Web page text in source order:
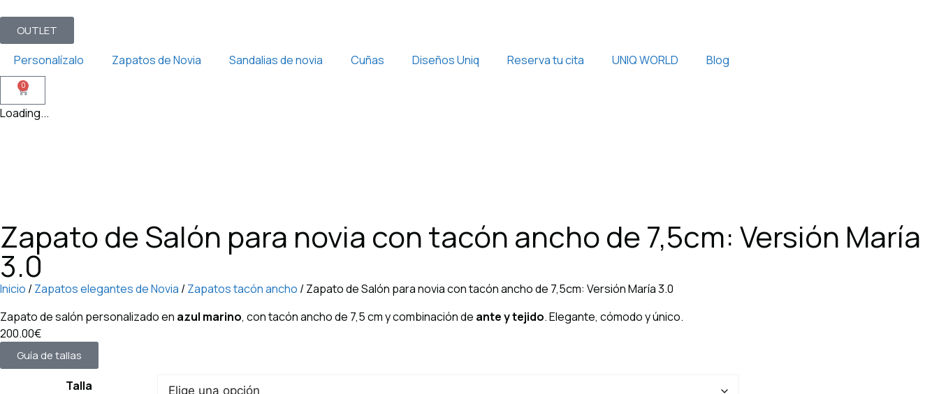
OUTLET
Personalízalo Zapatos de Novia Sandalias de novia Cuñas Diseños Uniq Reserva tu cita UNIQ WORLD Blog
0
Loading...
Zapato de Salón para novia con tacón ancho de 7,5cm: Versión María
3.0
Inicio /Zapatos elegantes de Novia /Zapatos tacón ancho / Zapato de Salón para novia con tacón ancho de 7,5cm: Versión María 3.0
Zapato de salón personalizado en azul marino, con tacón ancho de 7,5 cm y combinación de ante y tejido. Elegante, cómodo y único.
200.00€
Guía de tallas
Talla